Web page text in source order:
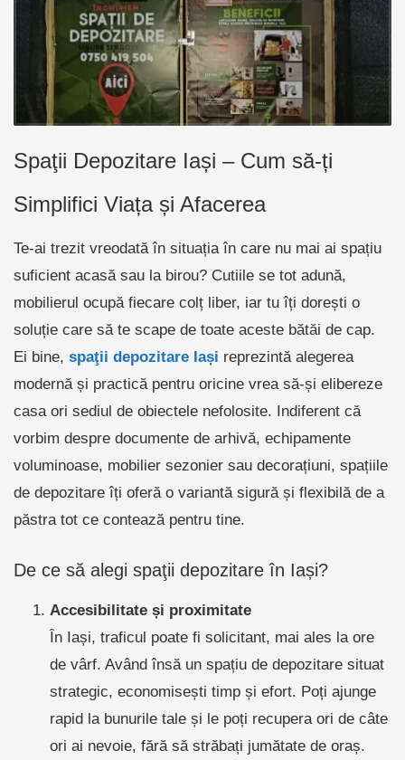
Spaţii Depozitare Iași – Cum să-ți
Simplifici Viața și Afacerea
Te-ai trezit vreodată în situația în care nu mai ai spațiu
suficient acasă sau la birou? Cutiile se tot adună,
mobilierul ocupă fiecare colț liber, iar tu îți dorești o
soluție care să te scape de toate aceste bătăi de cap.
Ei bine, spaţii depozitare Iași reprezintă alegerea
modernă și practică pentru oricine vrea să-și elibereze
casa ori sediul de obiectele nefolosite. Indiferent că
vorbim despre documente de arhivă, echipamente
voluminoase, mobilier sezonier sau decorațiuni, spațiile
de depozitare îți oferă o variantă sigură și flexibilă de a
păstra tot ce contează pentru tine.
De ce să alegi spaţii depozitare în Iași?
Accesibilitate și proximitate
În Iași, traficul poate fi solicitant, mai ales la ore
de vârf. Având însă un spațiu de depozitare situat
strategic, economisești timp și efort. Poți ajunge
rapid la bunurile tale și le poți recupera ori de câte
ori ai nevoie, fără să străbați jumătate de oraș.